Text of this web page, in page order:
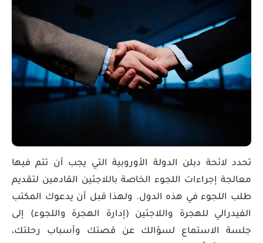
تحدد لائحة دبلن الدولة الأوروبية التي يجب أن تتم فيها
معالجة إجراءات اللجوء الخاصة باللاجئين القادمين لتقديم
طلب اللجوء في هذه الدول. ولهذا قبل أن يدعوك المكتب
الفيدرالي للهجرة واللاجئين (إدارة الهجرة واللجوء) إلى
جلسة الاستماع لسؤالك عن قصتك وأسباب رحلتك،